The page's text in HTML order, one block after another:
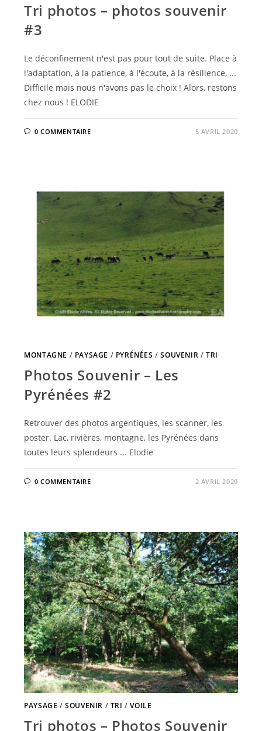
Tri photos – photos souvenir
#3
Le déconfinement n'est pas pour tout de suite. Place à
l'adaptation, à la patience, à l'écoute, à la résilience, ...
Difficile mais nous n'avons pas le choix ! Alors, restons
chez nous ! ELODIE
0 COMMENTAIRE 5 AVRIL 2020
MONTAGNE / PAYSAGE / PYRÉNÉES /SOUVENIR /TRI
Photos Souvenir – Les
Pyrénées #2
Retrouver des photos argentiques, les scanner, les
poster. Lac, rivières, montagne, les Pyrénées dans
toutes leurs splendeurs ... Elodie
0 COMMENTAIRE 2 AVRIL 2020
PAYSAGE /SOUVENIR / TRI /VOILE
Tri photos – Photos Souvenir